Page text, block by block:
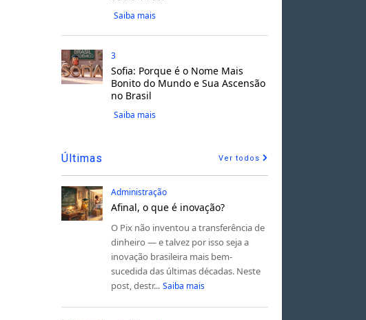
Saiba mais
3
Sofia: Porque é o Nome Mais
Bonito do Mundo e Sua Ascensão
no Brasil
Saiba mais
Últimas Ver todos
Administração
Afinal, o que é inovação?
O Pix não inventou a transferência de
dinheiro — e talvez por isso seja a
inovação brasileira mais bem-
sucedida das últimas décadas. Neste
post, destr... Saiba mais